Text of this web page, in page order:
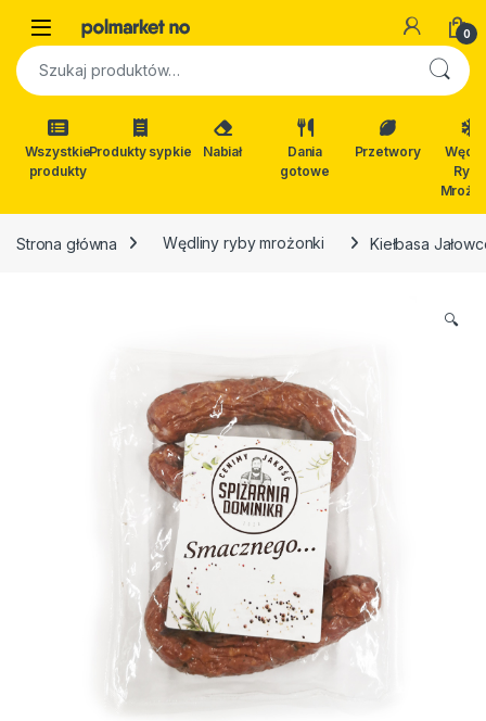
Open 0
Szukaj:
Wszystkie
produkty
Produkty sypkie Nabiał
Dania
gotowe
Przetwory
Ryby
Strona główna Wędliny ryby mrożonki Kiełbasa
🔍